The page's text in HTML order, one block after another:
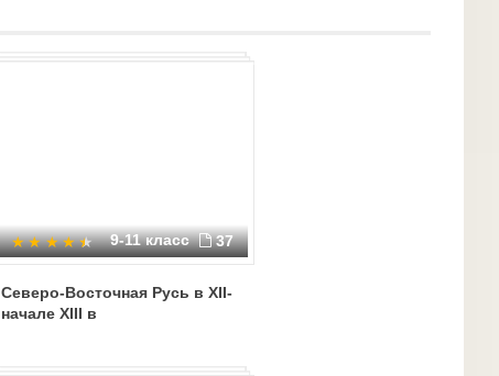
9-11 класс 37
Северо-Восточная Русь в XII-
начале XIII в